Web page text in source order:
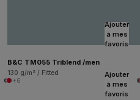
Ajouter
à mes
favoris
B&C TM055 Triblend /men
130 g/m² / Fitted
+6
Ajouter
à mes
favoris